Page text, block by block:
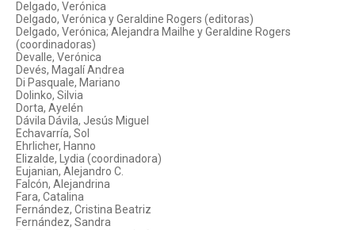
Delgado, Verónica
Delgado, Verónica y Geraldine Rogers (editoras)
Delgado, Verónica; Alejandra Mailhe y Geraldine Rogers
(coordinadoras)
Devalle, Verónica
Devés, Magalí Andrea
Di Pasquale, Mariano
Dolinko, Silvia
Dorta, Ayelén
Dávila Dávila, Jesús Miguel
Echavarría, Sol
Ehrlicher, Hanno
Elizalde, Lydia (coordinadora)
Eujanian, Alejandro C.
Falcón, Alejandrina
Fara, Catalina
Fernández, Cristina Beatriz
Fernández, Sandra